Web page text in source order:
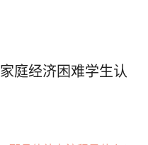
庭经济困难学生认